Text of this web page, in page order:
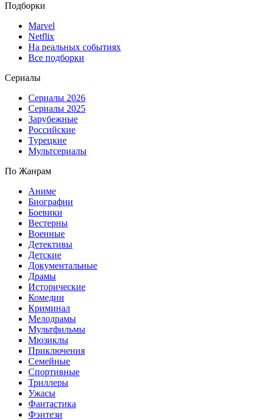
Подборки
Marvel
Netflix
На реальных событиях
Все подборки
Сериалы
Сериалы 2026
Сериалы 2025
Зарубежные
Российские
Турецкие
Мультсериалы
По Жанрам
Аниме
Биографии
Боевики
Вестерны
Военные
Детективы
Детские
Документальные
Драмы
Исторические
Комедии
Криминал
Мелодрамы
Мультфильмы
Мюзиклы
Приключения
Семейные
Спортивные
Триллеры
Ужасы
Фантастика
Фэнтези